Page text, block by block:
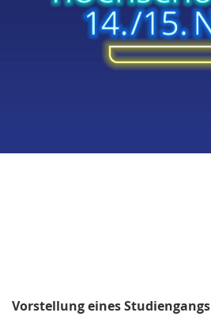
Vorstellung eines Studiengangs